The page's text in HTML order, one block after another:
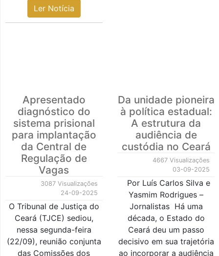
Ler Notícia
Apresentado
diagnóstico do
sistema prisional
para implantação
da Central de
Regulação de
Vagas
3087 Visualizações
24-09-2025
O Tribunal de Justiça do
Ceará (TJCE) sediou,
nessa segunda-feira
(22/09), reunião conjunta
das Comissões dos
Da unidade pioneira
à política estadual:
A estrutura da
audiência de
custódia no Ceará
4667 Visualizações
03-09-2025
Por Luís Carlos Silva e
Yasmim Rodrigues –
Jornalistas Há uma
década, o Estado do
Ceará deu um passo
decisivo em sua trajetória
ao incorporar a audiência